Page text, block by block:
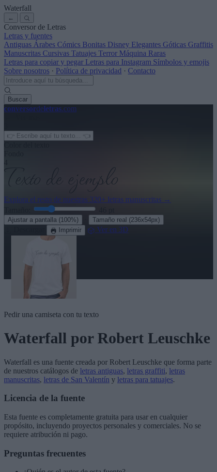
Waterfall
←
Conversor de Letras
Letras y fuentes
Antiguas Árabes Cómics Bonitas Disney Elegantes Góticas Graffitis
Manuscritas Cursivas Tatuajes Terror Máquina Raras
Letras para copiar y pegar Letras para Instagram Símbolos y emojis
Sobre nosotros · Política de privacidad · Contacto
Buscar
conversordeletras.com
Explora el resto de nuestras 320+ letras manuscritas →
Ajustar a pantalla (100%) Tamaño real (236x54px)
Imprimir Ver en 3D
Pedir una camiseta con tu texto
Waterfall por Robert Leuschke
Waterfall es una fuente creada por Robert Leuschke que forma parte
de nuestros catálogos de letras antiguas, letras graffiti, letras
manuscritas, letras de San Valentín y letras para tatuajes.
Licencia de la fuente
Esta fuente es completamente gratuita para usar en cualquier
propósito, incluyendo proyectos personales y comerciales. No se
requiere atribución ni pago.
Preguntas frecuentes